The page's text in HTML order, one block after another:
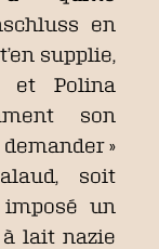
en
supplie,
et Polina
son
»
soit
un
à lait nazie